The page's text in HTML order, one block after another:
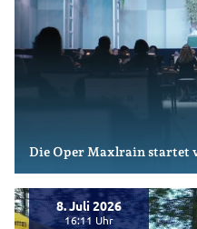
Die Oper Maxlrain startet
8. Juli 2026
16:11